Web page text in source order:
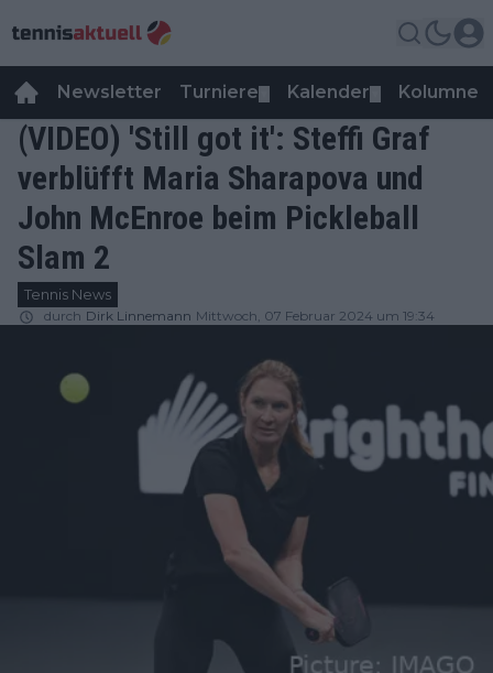
Newsletter Turniere Kalender Kolumnen
(VIDEO) 'Still got it': Steffi Graf
verblüfft Maria Sharapova und
John McEnroe beim Pickleball
Slam 2
Tennis News
durch Dirk Linnemann Mittwoch, 07 Februar 2024 um 19:34